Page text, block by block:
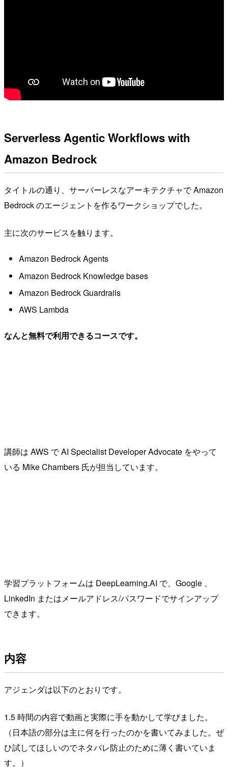
Serverless Agentic Workflows with
Amazon Bedrock
タイトルの通り、サーバーレスなアーキテクチャで Amazon
Bedrock のエージェントを作るワークショップでした。
主に次のサービスを触ります。
Amazon Bedrock Agents
Amazon Bedrock Knowledge bases
Amazon Bedrock Guardrails
AWS Lambda
なんと無料で利用できるコースです。
講師は AWS で AI Specialist Developer Advocate をやって
いる Mike Chambers 氏が担当しています。
学習プラットフォームは DeepLearning.AI で、Google 、
LinkedIn またはメールアドレス/パスワードでサインアップ
できます。
内容
アジェンダは以下のとおりです。
1.5 時間の内容で動画と実際に手を動かして学びました。
（日本語の部分は主に何を行ったのかを書いてみました。ぜ
ひ試してほしいのでネタバレ防止のために薄く書いていま
す。）